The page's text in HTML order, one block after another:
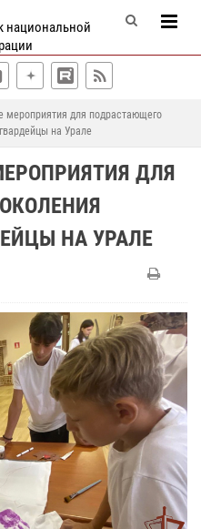
национальной
мероприятия для подрастающего
на Урале
ДЛЯ
НА УРАЛЕ